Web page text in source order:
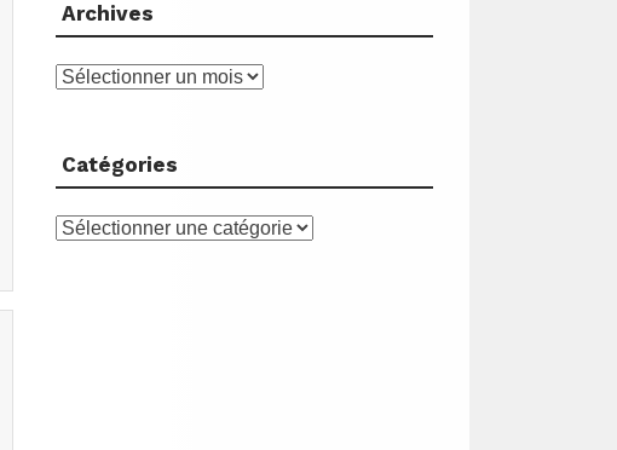
Archives
Archives
Catégories
Catégories